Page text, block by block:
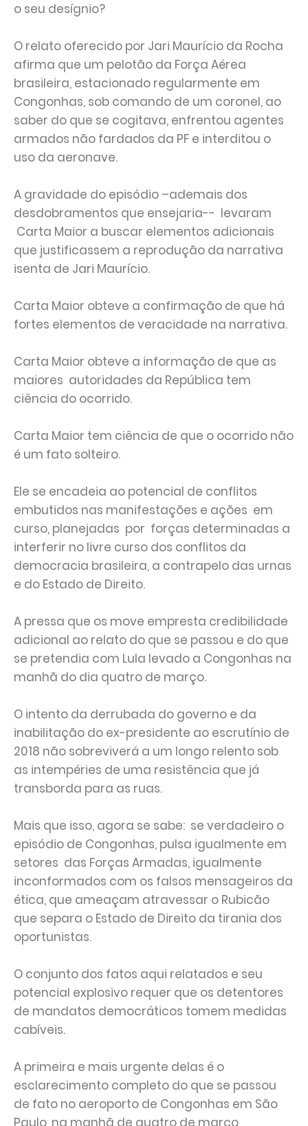
o seu desígnio?
O relato oferecido por Jari Maurício da Rocha
afirma que um pelotão da Força Aérea
brasileira, estacionado regularmente em
Congonhas, sob comando de um coronel, ao
saber do que se cogitava, enfrentou agentes
armados não fardados da PF e interditou o
uso da aeronave.
A gravidade do episódio –ademais dos
desdobramentos que ensejaria-- levaram
Carta Maior a buscar elementos adicionais
que justificassem a reprodução da narrativa
isenta de Jari Maurício.
Carta Maior obteve a confirmação de que há
fortes elementos de veracidade na narrativa.
Carta Maior obteve a informação de que as
maiores autoridades da República tem
ciência do ocorrido.
Carta Maior tem ciência de que o ocorrido não
é um fato solteiro.
Ele se encadeia ao potencial de conflitos
embutidos nas manifestações e ações em
curso, planejadas por forças determinadas a
interferir no livre curso dos conflitos da
democracia brasileira, a contrapelo das urnas
e do Estado de Direito.
A pressa que os move empresta credibilidade
adicional ao relato do que se passou e do que
se pretendia com Lula levado a Congonhas na
manhã do dia quatro de março.
O intento da derrubada do governo e da
inabilitação do ex-presidente ao escrutínio de
2018 não sobreviverá a um longo relento sob
as intempéries de uma resistência que já
transborda para as ruas.
Mais que isso, agora se sabe: se verdadeiro o
episódio de Congonhas, pulsa igualmente em
setores das Forças Armadas, igualmente
inconformados com os falsos mensageiros da
ética, que ameaçam atravessar o Rubicão
que separa o Estado de Direito da tirania dos
oportunistas.
O conjunto dos fatos aqui relatados e seu
potencial explosivo requer que os detentores
de mandatos democráticos tomem medidas
cabíveis.
A primeira e mais urgente delas é o
esclarecimento completo do que se passou
de fato no aeroporto de Congonhas em São
Paulo, na manhã de quatro de março,